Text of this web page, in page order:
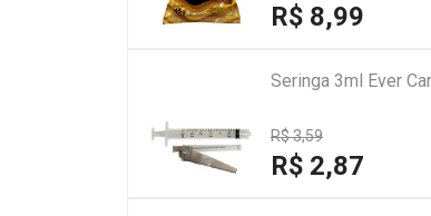
R$ 8,99
Seringa 3ml Ever
R$ 3,59
R$ 2,87